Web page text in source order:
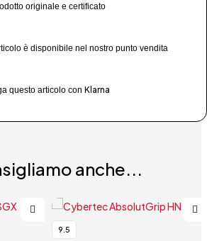
originale e certificato
è disponibile nel nostro punto vendita
questo articolo con Klarna
anche...
9.5